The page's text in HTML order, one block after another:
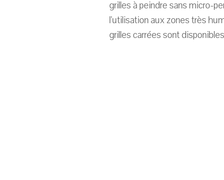
grilles à peindre sans micro-
l’utilisation aux zones très
grilles carrées sont